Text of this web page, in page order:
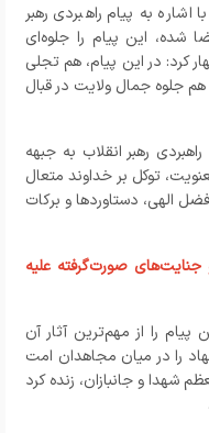
به پیام راهبردی رهبر
شده، این پیام را جلوه‌ای
کرد: در این پیام، هم تجلی
هم جلوه جمال ولایت در قبال
رهبر انقلاب به جبهه
توکل بر خداوند متعال
الهی، دستاوردها و برکات
صورت‌گرفته علیه
را از مهم‌ترین آثار آن
را در میان مجاهدان امت
شهدا و جانبازان، زنده کرد